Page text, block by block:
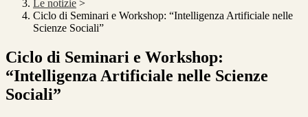
Le notizie >
Ciclo di Seminari e Workshop: “Intelligenza Artificiale nelle
Scienze Sociali”
Ciclo di Seminari e Workshop:
“Intelligenza Artificiale nelle Scienze
Sociali”